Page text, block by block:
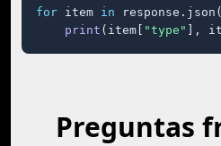
for item in
print (item[ "type" ],
Preguntas